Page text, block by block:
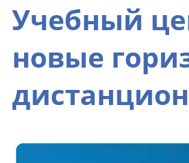
Учебный
новые